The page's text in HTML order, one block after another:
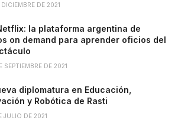
DE 2021
la plataforma argentina de
on demand para aprender oficios del
SEPTIEMBRE DE 2021
diplomatura en Educación,
y Robótica de Rasti
JULIO DE 2021